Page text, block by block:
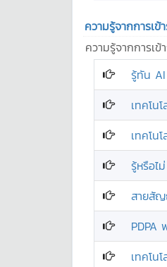
ความรู้จากการเข้
ความรู้จากการเข้
รู้ทัน AI
เทคโ
เทคโน
รู้หรือไ
สายสั
PDPA
เทคโน